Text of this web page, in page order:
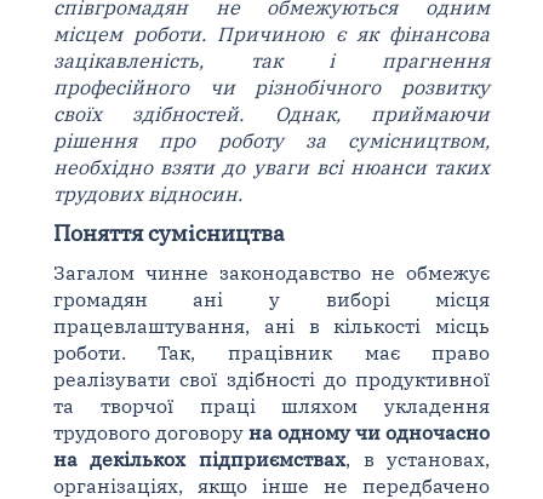
співгромадян не обмежуються одним
місцем роботи. Причиною є як фінансова
зацікавленість, так і прагнення
професійного чи різнобічного розвитку
своїх здібностей. Однак, приймаючи
рішення про роботу за сумісництвом,
необхідно взяти до уваги всі нюанси таких
трудових відносин.
Поняття сумісництва
Загалом чинне законодавство не обмежує
громадян ані у виборі місця
працевлаштування, ані в кількості місць
роботи. Так, працівник має право
реалізувати свої здібності до продуктивної
та творчої праці шляхом укладення
трудового договору на одному чи одночасно
на декількох підприємствах, в установах,
організаціях, якщо інше не передбачено